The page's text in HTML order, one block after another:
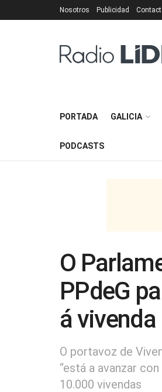
Nosotros Publicidad
PORTADA GALICIA
PODCASTS
O
PPdeG
á
O portavoz de
“está a avanzar
10.000 vivendas